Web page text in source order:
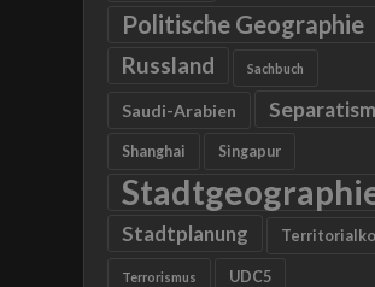
Politische Geographie
Russland Sachbuch
Saudi-Arabien
Shanghai Singapur
Stadtplanung
Terrorismus UDC5